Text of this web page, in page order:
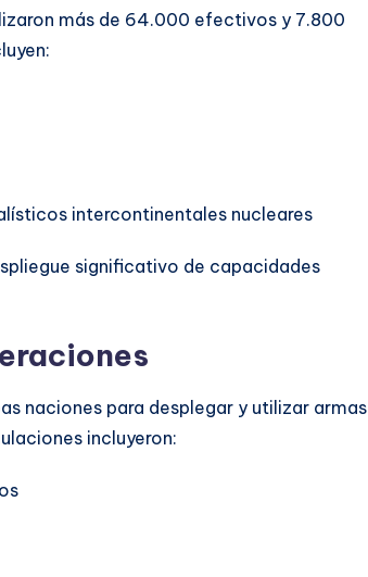
más de 64.000 efectivos y 7.800
intercontinentales nucleares
significativo de capacidades
naciones para desplegar y utilizar armas
incluyeron: